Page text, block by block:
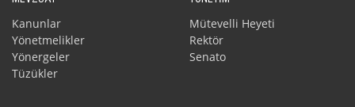
Kanunlar
Yönetmelikler
Yönergeler
Tüzükler
Mütevelli Heyeti
Rektör
Senato